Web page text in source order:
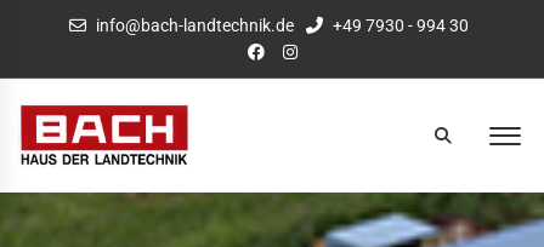
info@bach-landtechnik.de +49 7930 - 994 30